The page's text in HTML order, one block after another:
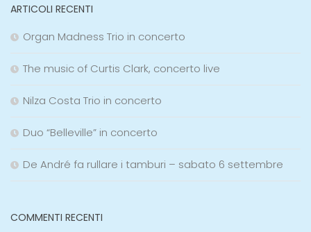
ARTICOLI RECENTI
Organ Madness Trio in concerto
The music of Curtis Clark, concerto live
Nilza Costa Trio in concerto
Duo “Belleville” in concerto
De André fa rullare i tamburi – sabato 6 settembre
COMMENTI RECENTI